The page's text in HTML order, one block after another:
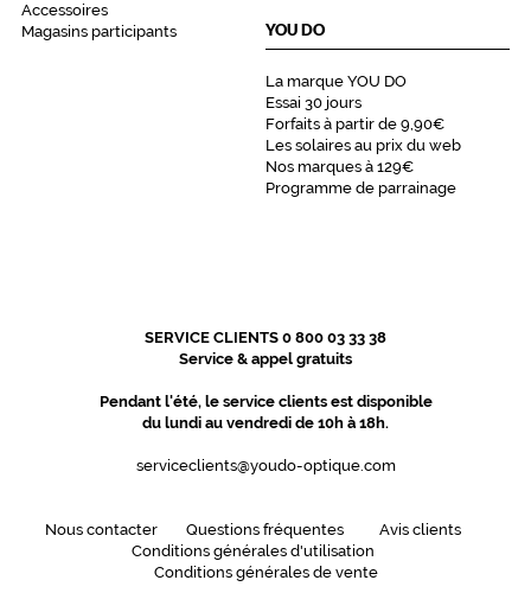
Accessoires
Magasins participants
YOU DO
La marque YOU DO
Essai 30 jours
Forfaits à partir de 9,90€
Les solaires au prix du web
Nos marques à 129€
Programme de parrainage
SERVICE CLIENTS 0 800 03 33 38
Service & appel gratuits
Pendant l'été, le service clients est disponible
du lundi au vendredi de 10h à 18h.
serviceclients@youdo-optique.com
Nous contacter Questions fréquentes
Avis clients
Conditions générales d'utilisation
Conditions générales de vente